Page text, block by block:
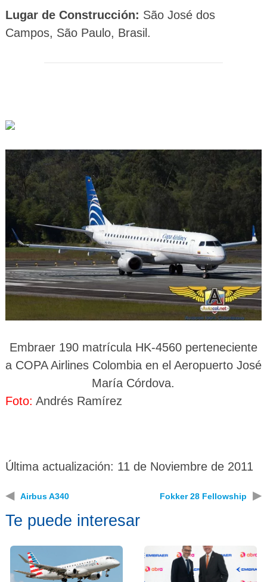
Lugar de Construcción: São José dos
Campos, São Paulo, Brasil.
Embraer 190 matrícula HK-4560 perteneciente
a COPA Airlines Colombia en el Aeropuerto José
María Córdova.
Foto: Andrés Ramírez
Última actualización: 11 de Noviembre de 2011
◀ Airbus A340 Fokker 28 Fellowship ▶
Te puede interesar